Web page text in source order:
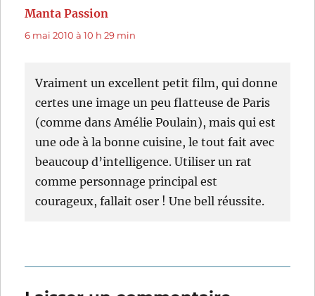
Manta Passion
6 mai 2010 à 10 h 29 min
Vraiment un excellent petit film, qui donne
certes une image un peu flatteuse de Paris
(comme dans Amélie Poulain), mais qui est
une ode à la bonne cuisine, le tout fait avec
beaucoup d’intelligence. Utiliser un rat
comme personnage principal est
courageux, fallait oser ! Une bell réussite.